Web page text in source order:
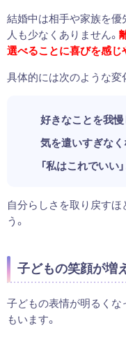
結婚中は相手や家族を優
人も少なくありません。
選べることに喜びを感じ
具体的には次のような変
好きなことを我
気を遣いすぎな
「私はこれでいい
自分らしさを取り戻すほ
う。
子どもの笑顔が増
子どもの表情が明るくな
もいます。